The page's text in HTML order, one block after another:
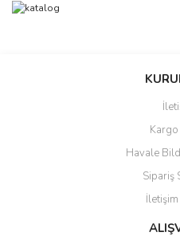
Bu ürüne ilk
Ürün hakkında
Ürün resmi kalitesiz, bozuk
Ürün açıklamasında eksik
Ürün bilgilerinde hatalar
Ürün fiyatı diğer sitelerden
Bu ürüne benzer farklı
Kargo
Havale
Sipariş